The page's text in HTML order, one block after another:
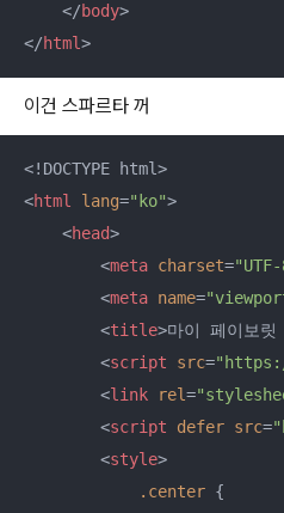
</body>
</html>
이건 스파르타 꺼
<html lang="ko">
<head>
<meta charset=
<meta name=
<title>마이 페이보
<script src=
<link rel=
<script defer src=
<style>
.center {